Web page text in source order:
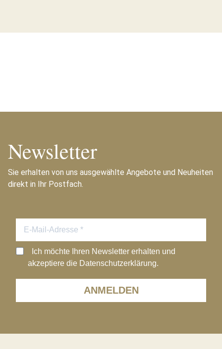
Newsletter
Sie erhalten von uns ausgewählte Angebote und Neuheiten
direkt in Ihr Postfach.
ANMELDEN
Ich möchte Ihren Newsletter erhalten und
akzeptiere die Datenschutzerklärung.